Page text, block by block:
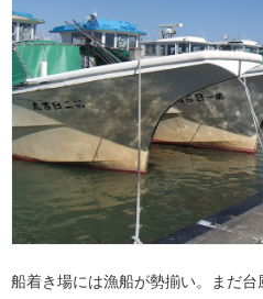
船着き場には漁船が勢揃い。まだ